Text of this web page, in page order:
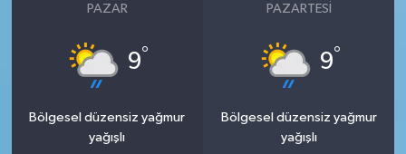
PAZAR
9°
Bölgesel düzensiz yağmur
yağışlı
PAZARTESI
9°
Bölgesel düzensiz yağmur
yağışlı